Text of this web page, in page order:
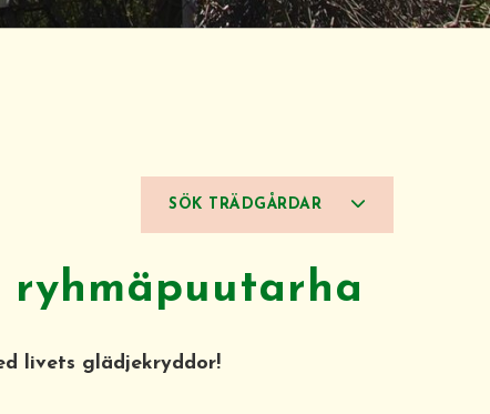
SÖK TRÄDGÅRDAR
ryhmäpuutarha
livets glädjekryddor!